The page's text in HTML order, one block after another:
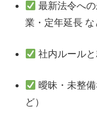
最新法令へ
業・定年延長 な
社内ルール
曖昧・未整
ど）